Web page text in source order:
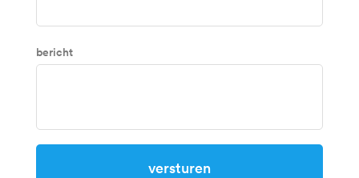
Bericht
Versturen